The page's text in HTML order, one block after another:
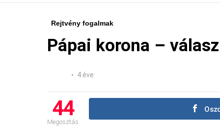
Rejtvény fogalmak
Pápai korona –
4 éve
44
Megosztás